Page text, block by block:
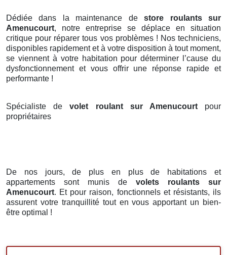
Dédiée dans la maintenance destore roulants sur
Amenucourt, notre entreprise se déplace en situation
critique pour réparer tous vos problèmes ! Nos techniciens,
disponibles rapidement et à votre disposition à tout moment,
se viennent à votre habitation pour déterminer l’cause du
dysfonctionnement et vous offrir une réponse rapide et
performante !
Spécialiste devolet roulant sur Amenucourt pour
propriétaires
De nos jours, de plus en plus de habitations et
appartements sont munis de volets roulants
sur
Amenucourt. Et pour raison, fonctionnels et résistants, ils
assurent votre tranquillité tout en vous apportant un bien-
être optimal !